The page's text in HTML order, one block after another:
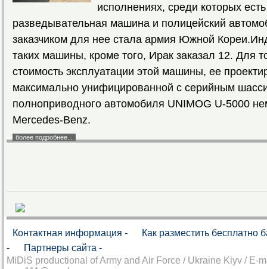
исполнениях, среди которых
разведывательная машина и полицейский
заказчиком для нее стала армия Южной
таких машины, кроме того, Ирак заказал 12. Для
стоимость эксплуатации этой машины, ее
максимально унифицированной с серийным
полноприводного автомобиля UNIMOG U-5000
Mercedes-Benz.
более подробнее...
Контактная информация -
Как разместить бесплатно
-
Партнеры сайта -
MiDiS productional of Army and Air Force / Ukraine Kiyv / E-